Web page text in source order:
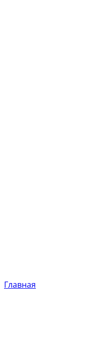
Главная